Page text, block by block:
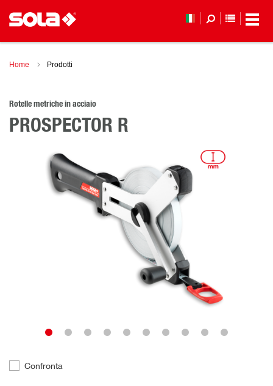
Home Prodotti
Rotelle metriche in acciaio
PROSPECTOR R
Confronta